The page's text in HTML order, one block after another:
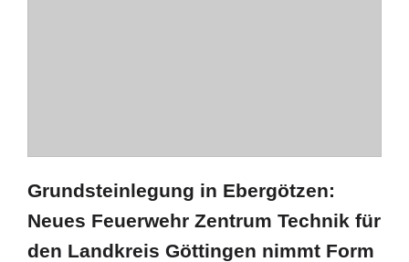
Grundsteinlegung in Ebergötzen:
Neues Feuerwehr Zentrum Technik für
den Landkreis Göttingen nimmt Form